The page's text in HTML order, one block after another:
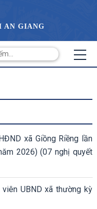
AN GIANG
xã Giồng Riềng lần
2026) (07 nghị quyết
viên UBND xã thường kỳ